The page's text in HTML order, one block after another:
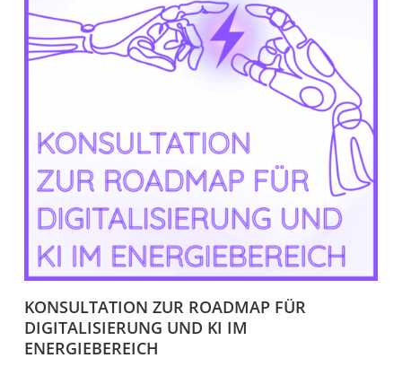
KONSULTATION ZUR ROADMAP FÜR
DIGITALISIERUNG UND KI IM
ENERGIEBEREICH